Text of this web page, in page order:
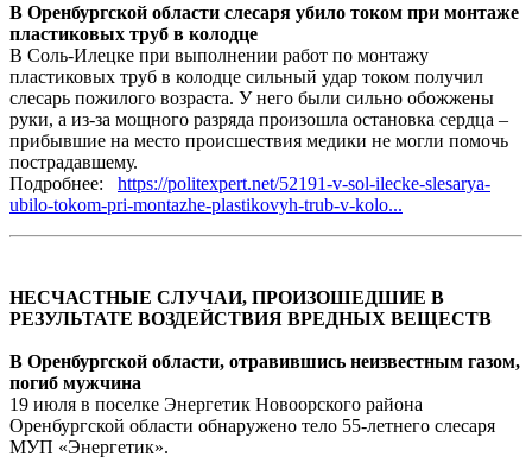
В Оренбургской области слесаря убило током при монтаже
пластиковых труб в колодце
В Соль-Илецке при выполнении работ по монтажу
пластиковых труб в колодце сильный удар током получил
слесарь пожилого возраста. У него были сильно обожжены
руки, а из-за мощного разряда произошла остановка сердца –
прибывшие на место происшествия медики не могли помочь
пострадавшему.
Подробнее: https://politexpert.net/52191-v-sol-ilecke-slesarya-
ubilo-tokom-pri-montazhe-plastikovyh-trub-v-kolo...
НЕСЧАСТНЫЕ СЛУЧАИ, ПРОИЗОШЕДШИЕ В
РЕЗУЛЬТАТЕ ВОЗДЕЙСТВИЯ ВРЕДНЫХ ВЕЩЕСТВ
В Оренбургской области, отравившись неизвестным газом,
погиб мужчина
19 июля в поселке Энергетик Новоорского района
Оренбургской области обнаружено тело 55-летнего слесаря
МУП «Энергетик».